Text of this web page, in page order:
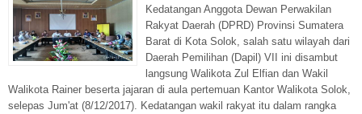
Kedatangan Anggota Dewan Perwakilan
Rakyat Daerah (DPRD) Provinsi Sumatera
Barat di Kota Solok, salah satu wilayah dari
Daerah Pemilihan (Dapil) VII ini disambut
langsung Walikota Zul Elfian dan Wakil
Walikota Rainer beserta jajaran di aula pertemuan Kantor Walikota Solok,
selepas Jum'at (8/12/2017). Kedatangan wakil rakyat itu dalam rangka